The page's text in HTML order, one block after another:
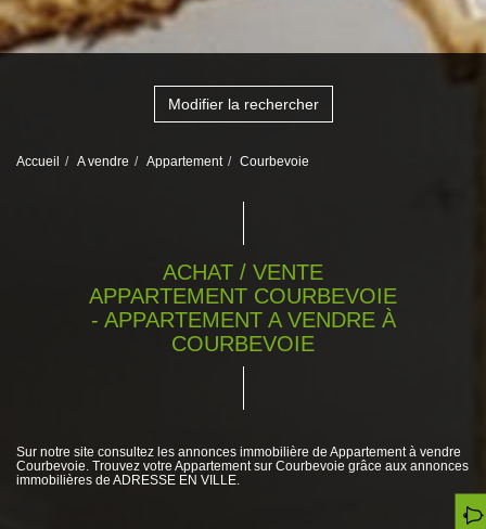
Modifier la rechercher
Accueil A vendre Appartement Courbevoie
ACHAT / VENTE
APPARTEMENT COURBEVOIE
- APPARTEMENT A VENDRE À
COURBEVOIE
Sur notre site consultez les annonces immobilière de Appartement à vendre
Courbevoie. Trouvez votre Appartement sur Courbevoie grâce aux annonces
immobilières de ADRESSE EN VILLE.